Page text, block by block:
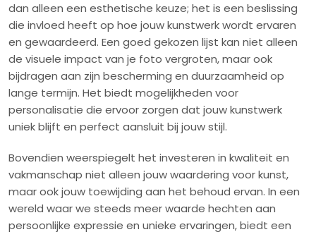
dan alleen een esthetische keuze; het is een beslissing
die invloed heeft op hoe jouw kunstwerk wordt ervaren
en gewaardeerd. Een goed gekozen lijst kan niet alleen
de visuele impact van je foto vergroten, maar ook
bijdragen aan zijn bescherming en duurzaamheid op
lange termijn. Het biedt mogelijkheden voor
personalisatie die ervoor zorgen dat jouw kunstwerk
uniek blijft en perfect aansluit bij jouw stijl.
Bovendien weerspiegelt het investeren in kwaliteit en
vakmanschap niet alleen jouw waardering voor kunst,
maar ook jouw toewijding aan het behoud ervan. In een
wereld waar we steeds meer waarde hechten aan
persoonlijke expressie en unieke ervaringen, biedt een